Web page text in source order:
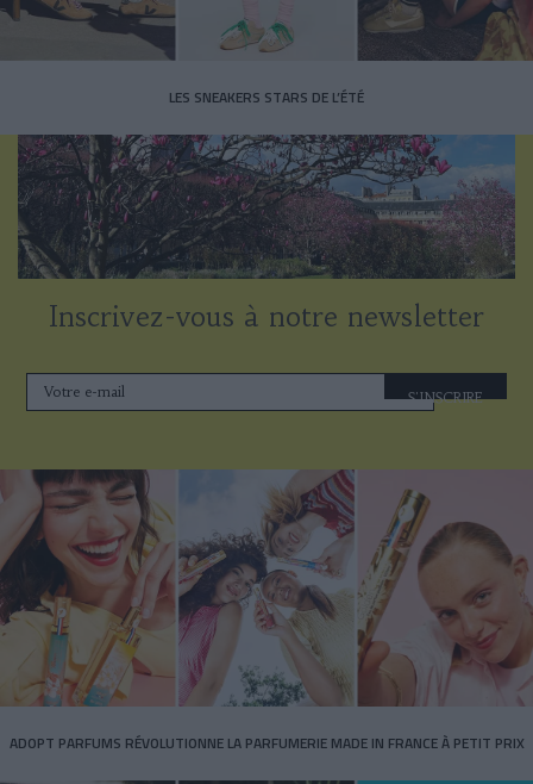
LES SNEAKERS STARS DE L’ÉTÉ
Inscrivez-vous à notre newsletter
S'INSCRIRE
ADOPT PARFUMS RÉVOLUTIONNE LA PARFUMERIE MADE IN FRANCE À PETIT PRIX